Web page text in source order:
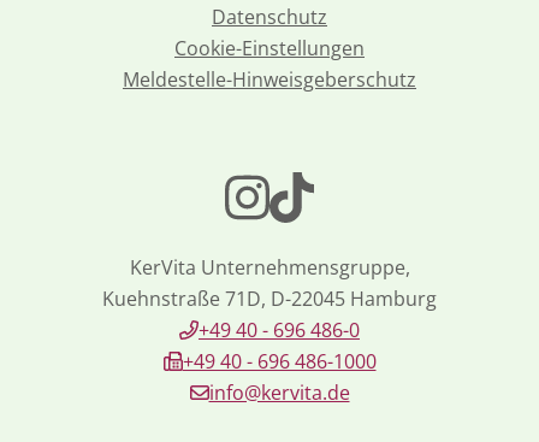
Datenschutz
Cookie-Einstellungen
Meldestelle-Hinweisgeberschutz
KerVita Unternehmensgruppe,
Kuehnstraße 71D, D-22045 Hamburg
+49 40 - 696 486-0
+49 40 - 696 486-1000
info@kervita.de